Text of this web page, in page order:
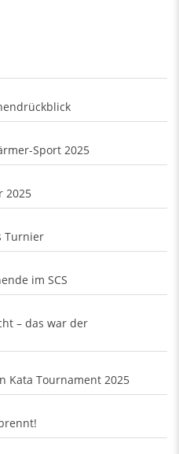
Sport 2025
2025
Turnier
im SCS
– das war der
Kata Tournament 2025